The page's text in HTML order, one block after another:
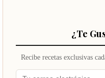
¿Te
Recibe recetas exclusivas